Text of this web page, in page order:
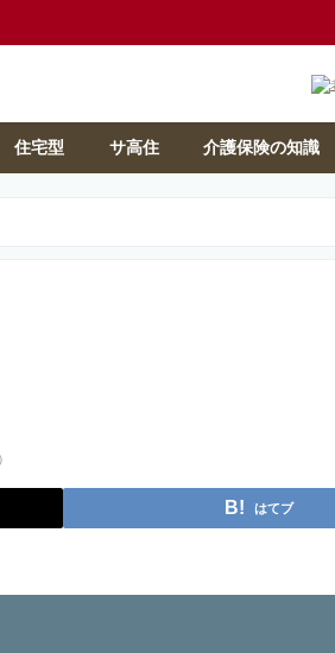
住宅型 サ高住 介護保険の知識
はてブ